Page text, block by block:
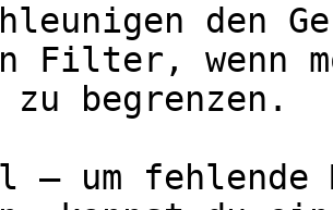
den
Filter, wenn
zu begrenzen.
— um fehlende